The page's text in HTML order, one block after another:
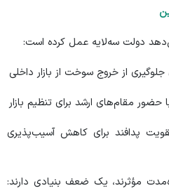
دولت سه‌لایه عمل کرده است:
از خروج سوخت از بازار داخلی
مقام‌های ارشد برای تنظیم بازار
پدافند برای کاهش آسیب‌پذیری
مؤثرند، یک ضعف بنیادی دارند: